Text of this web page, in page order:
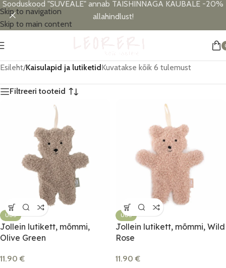
Skip to navigation
Skip to main content
Sooduskood "SUVEALE" annab TÄISHINNAGA KAUBALE -20%
allahindlust!
Esileht/Kaisulapid ja lutiketidKuvatakse kõik 6 tulemust
Filtreeri tooteid
UUS
Jollein lutikett, mõmmi,
Olive Green
11.90€
UUS
Jollein lutikett, mõmmi, Wild
Rose
11.90€